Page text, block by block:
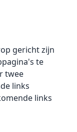
gericht zijn
te
twee
links
links